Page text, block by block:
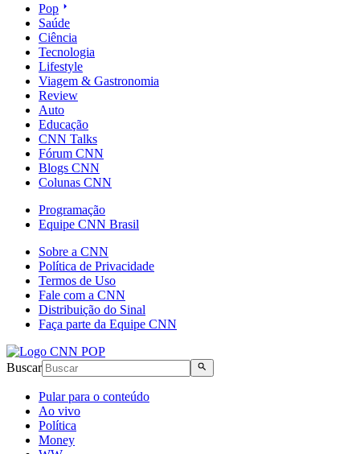
Pop
Saúde
Ciência
Tecnologia
Lifestyle
Viagem & Gastronomia
Review
Auto
Educação
CNN Talks
Fórum CNN
Blogs CNN
Colunas CNN
Programação
Equipe CNN Brasil
Sobre a CNN
Política de Privacidade
Termos de Uso
Fale com a CNN
Distribuição do Sinal
Faça parte da Equipe CNN
Buscar
Pular para o conteúdo
Ao vivo
Política
Money